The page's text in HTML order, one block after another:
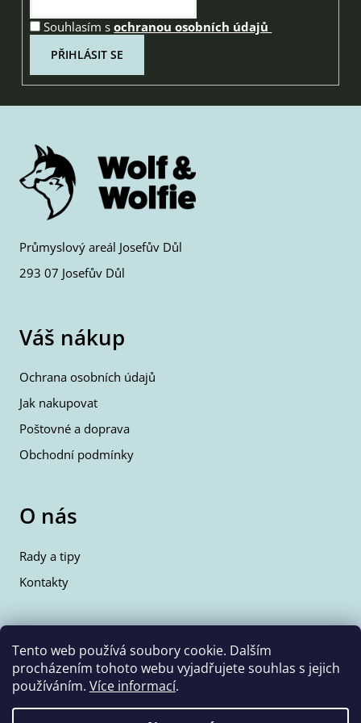
Tento web používá soubory cookie. Dalším
procházením tohoto webu vyjadřujete souhlas s jejich
používáním. Více informací.
Souhlasím sochranou osobních údajů
PŘIHLÁSIT SE
Průmyslový areál Josefův Důl
293 07 Josefův Důl
Váš nákup
Ochrana osobních údajů
Jak nakupovat
Poštovné a doprava
Obchodní podmínky
O nás
Rady a tipy
Kontakty
Kontakty
info@wolfie.cz
+420 777 350 662